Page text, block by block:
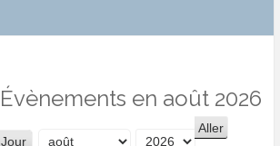
Évènements en août 2026
Jour